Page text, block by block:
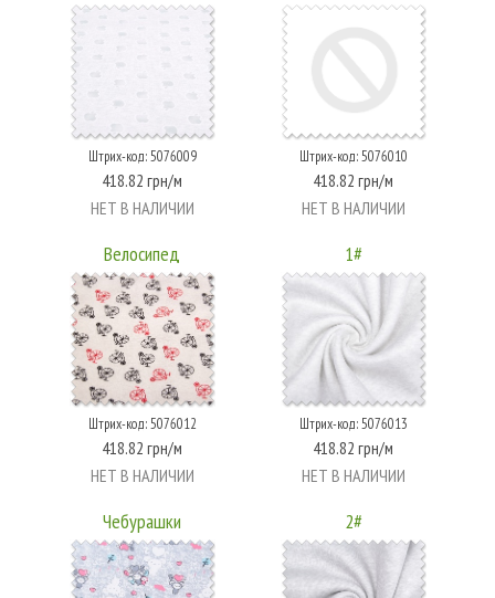
Штрих-код: 5076009
418.82 грн/м
НЕТ В НАЛИЧИИ
Штрих-код: 5076010
418.82 грн/м
НЕТ В НАЛИЧИИ
Велосипед
Штрих-код: 5076012
418.82 грн/м
НЕТ В НАЛИЧИИ
1#
Штрих-код: 5076013
418.82 грн/м
НЕТ В НАЛИЧИИ
Чебурашки 2#